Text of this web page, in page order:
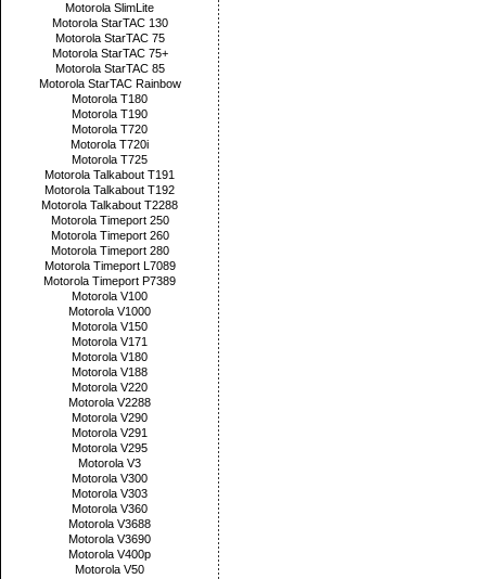
Motorola SlimLite
Motorola StarTAC 130
Motorola StarTAC 75
Motorola StarTAC 75+
Motorola StarTAC 85
Motorola StarTAC Rainbow
Motorola T180
Motorola T190
Motorola T720
Motorola T720i
Motorola T725
Motorola Talkabout T191
Motorola Talkabout T192
Motorola Talkabout T2288
Motorola Timeport 250
Motorola Timeport 260
Motorola Timeport 280
Motorola Timeport L7089
Motorola Timeport P7389
Motorola V100
Motorola V1000
Motorola V150
Motorola V171
Motorola V180
Motorola V188
Motorola V220
Motorola V2288
Motorola V290
Motorola V291
Motorola V295
Motorola V3
Motorola V300
Motorola V303
Motorola V360
Motorola V3688
Motorola V3690
Motorola V400p
Motorola V50